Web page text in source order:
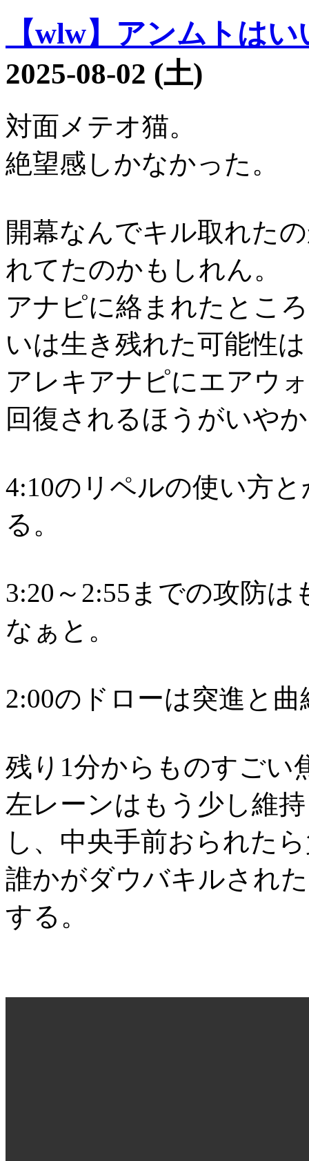
【wlw】アンムトは
2025-08-02 (土)
対面メテオ猫。
絶望感しかなかった。
開幕なんでキル取れた
れてたのかもしれん。
アナピに絡まれたとこ
いは生き残れた可能性
アレキアナピにエアウ
回復されるほうがいや
4:10のリペルの使い方
る。
3:20～2:55までの攻防
なぁと。
2:00のドローは突進と
残り1分からものすごい
左レーンはもう少し維
し、中央手前おられた
誰かがダウバキルされ
する。